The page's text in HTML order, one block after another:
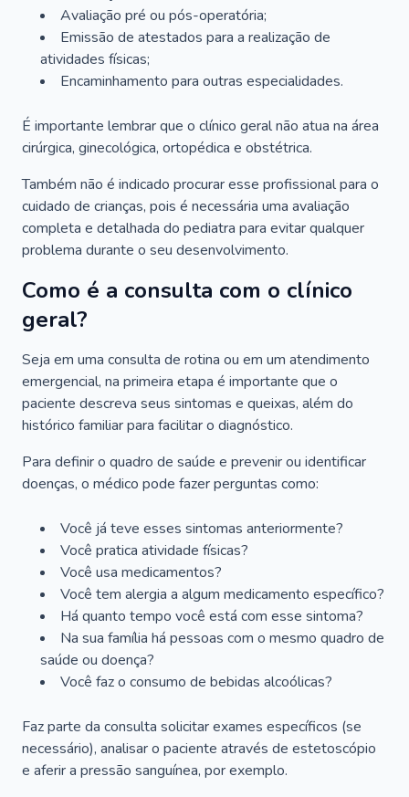
Avaliação pré ou pós-operatória;
Emissão de atestados para a realização de
atividades físicas;
Encaminhamento para outras especialidades.
É importante lembrar que o clínico geral não atua na área
cirúrgica, ginecológica, ortopédica e obstétrica.
Também não é indicado procurar esse profissional para o
cuidado de crianças, pois é necessária uma avaliação
completa e detalhada do pediatra para evitar qualquer
problema durante o seu desenvolvimento.
Como é a consulta com o clínico
geral?
Seja em uma consulta de rotina ou em um atendimento
emergencial, na primeira etapa é importante que o
paciente descreva seus sintomas e queixas, além do
histórico familiar para facilitar o diagnóstico.
Para definir o quadro de saúde e prevenir ou identificar
doenças, o médico pode fazer perguntas como:
Você já teve esses sintomas anteriormente?
Você pratica atividade físicas?
Você usa medicamentos?
Você tem alergia a algum medicamento específico?
Há quanto tempo você está com esse sintoma?
Na sua família há pessoas com o mesmo quadro de
saúde ou doença?
Você faz o consumo de bebidas alcoólicas?
Faz parte da consulta solicitar exames específicos (se
necessário), analisar o paciente através de estetoscópio
e aferir a pressão sanguínea, por exemplo.